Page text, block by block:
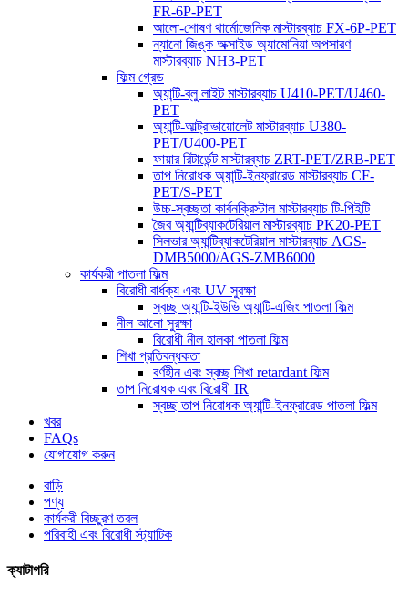
FR-6P-PET
আলো-শোষণ থার্মোজেনিক মাস্টারব্যাচ FX-6P-PET
ন্যানো জিঙ্ক অক্সাইড অ্যামোনিয়া অপসারণ
মাস্টারব্যাচ NH3-PET
ফিল্ম গ্রেড
অ্যান্টি-ব্লু লাইট মাস্টারব্যাচ U410-PET/U460-
PET
অ্যান্টি-আল্ট্রাভায়োলেট মাস্টারব্যাচ U380-
PET/U400-PET
ফায়ার রিটার্ডেন্ট মাস্টারব্যাচ ZRT-PET/ZRB-PET
তাপ নিরোধক অ্যান্টি-ইনফ্রারেড মাস্টারব্যাচ CF-
PET/S-PET
উচ্চ-স্বচ্ছতা কার্বনক্রিস্টাল মাস্টারব্যাচ টি-পিইটি
জৈব অ্যান্টিব্যাকটেরিয়াল মাস্টারব্যাচ PK20-PET
সিলভার অ্যান্টিব্যাকটেরিয়াল মাস্টারব্যাচ AGS-
DMB5000/AGS-ZMB6000
কার্যকরী পাতলা ফিল্ম
বিরোধী বার্ধক্য এবং UV সুরক্ষা
স্বচ্ছ অ্যান্টি-ইউভি অ্যান্টি-এজিং পাতলা ফিল্ম
নীল আলো সুরক্ষা
বিরোধী নীল হালকা পাতলা ফিল্ম
শিখা প্রতিবন্ধকতা
বর্ণহীন এবং স্বচ্ছ শিখা retardant ফিল্ম
তাপ নিরোধক এবং বিরোধী IR
স্বচ্ছ তাপ নিরোধক অ্যান্টি-ইনফ্রারেড পাতলা ফিল্ম
খবর
FAQs
যোগাযোগ করুন
বাড়ি
পণ্য
কার্যকরী বিচ্ছুরণ তরল
পরিবাহী এবং বিরোধী স্ট্যাটিক
ক্যাটাগরি